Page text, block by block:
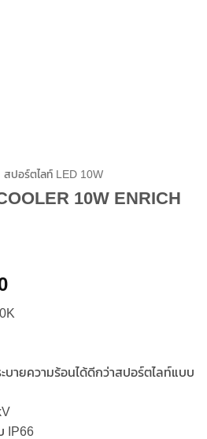
สปอร์ตไลท์ LED 10W
10W ENRICH
Current
is:
บายความร้อนได้ดีกว่าสปอร์ตไลท์แบบ
IP66